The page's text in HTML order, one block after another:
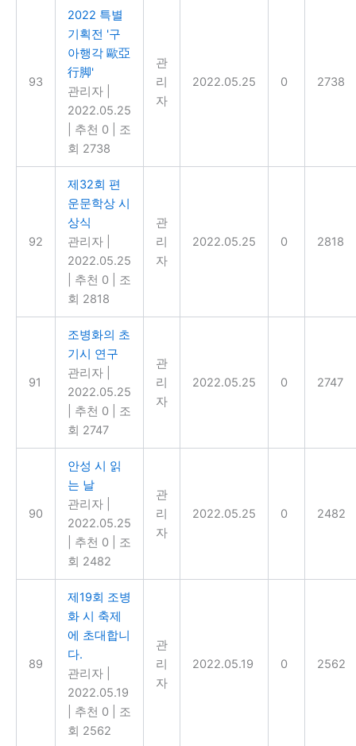
93
2022 특별
기획전 '구
아행각 歐亞
行脚'
관리자
2022.05.25
추천 0
조
회 2738
관
리
자
2022.05.25 0 2738
92
제32회 편
운문학상 시
상식
관리자
2022.05.25
추천 0
조
회 2818
관
리
자
2022.05.25 0 2818
91
조병화의 초
기시 연구
관리자
2022.05.25
추천 0
조
회 2747
관
리
자
2022.05.25 0 2747
90
안성 시 읽
는 날
관리자
2022.05.25
추천 0
조
회 2482
관
리
자
2022.05.25 0 2482
89
제19회 조병
화 시 축제
에 초대합니
다.
관리자
2022.05.19
추천 0
조
회 2562
관
리
자
2022.05.19 0 2562